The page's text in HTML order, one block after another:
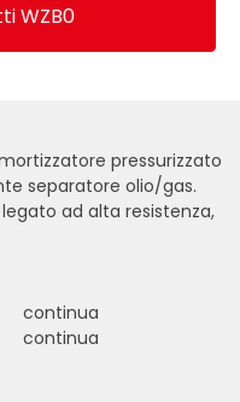
WZB0
pressurizzato
separatore olio/gas.
ad alta resistenza,
continua
continua